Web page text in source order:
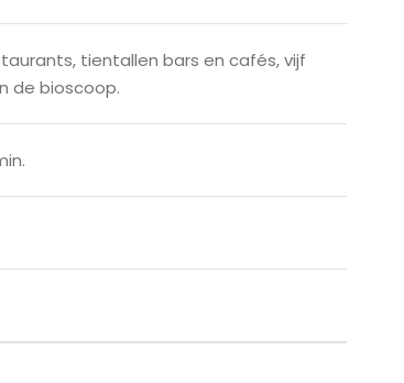
tientallen bars en cafés, vijf
de bioscoop.